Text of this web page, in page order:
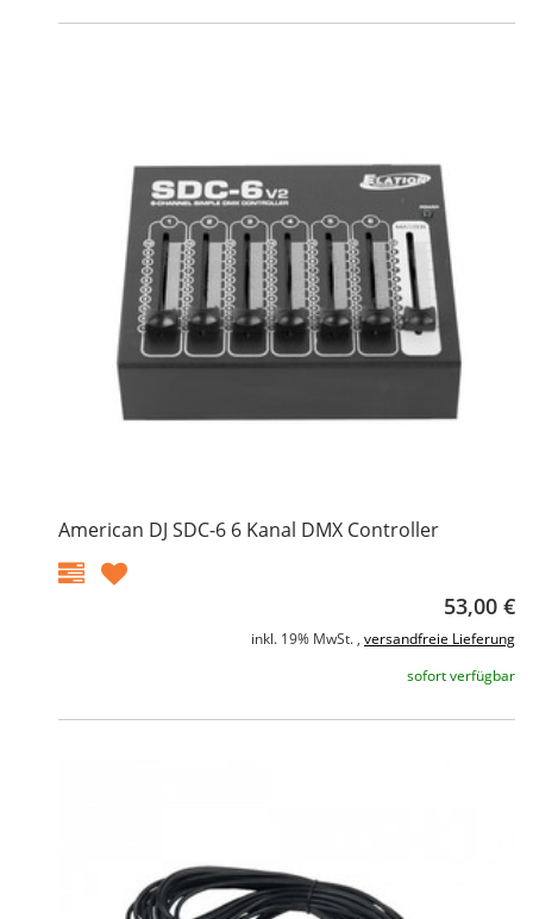
American DJ SDC-6 6 Kanal DMX Controller
53,00 €
inkl. 19% MwSt. , versandfreie Lieferung
sofort verfügbar